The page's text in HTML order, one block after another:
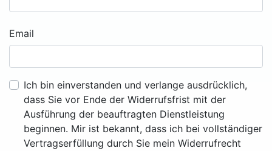
Email
Ich bin einverstanden und verlange ausdrücklich,
dass Sie vor Ende der Widerrufsfrist mit der
Ausführung der beauftragten Dienstleistung
beginnen. Mir ist bekannt, dass ich bei vollständiger
Vertragserfüllung durch Sie mein Widerrufrecht